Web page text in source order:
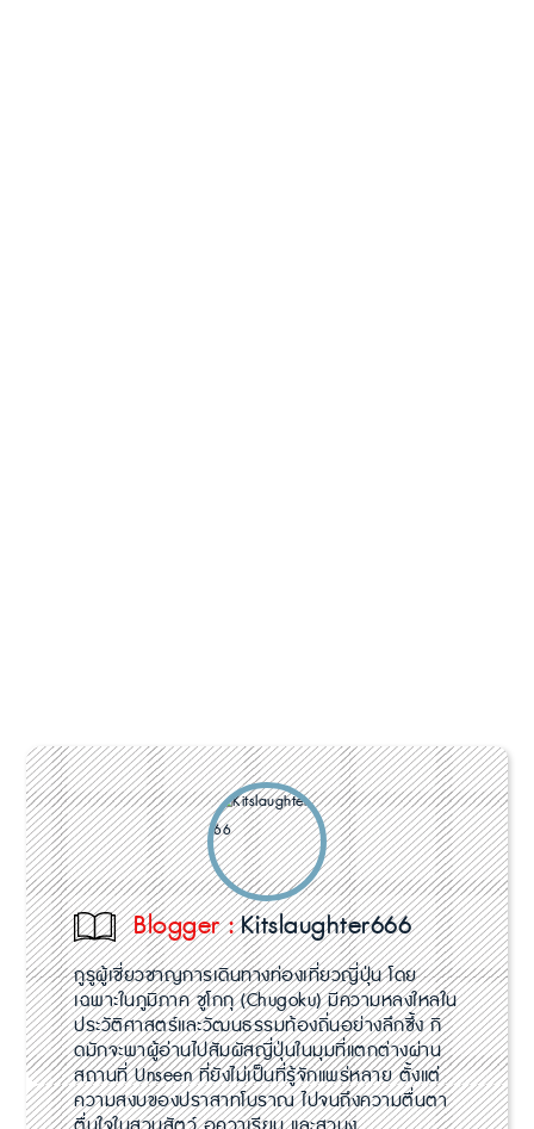
Blogger :Kitslaughter666
กูรูผู้เชี่ยวชาญการเดินทางท่องเที่ยวญี่ปุ่น โดย
เฉพาะในภูมิภาค ชูโกกุ (Chugoku) มีความหลงใหลใน
ประวัติศาสตร์และวัฒนธรรมท้องถิ่นอย่างลึกซึ้ง กิ
ดมักจะพาผู้อ่านไปสัมผัสญี่ปุ่นในมุมที่แตกต่างผ่าน
สถานที่ Unseen ที่ยังไม่เป็นที่รู้จักแพร่หลาย ตั้งแต่
ความสงบของปราสาทโบราณ ไปจนถึงความตื่นตา